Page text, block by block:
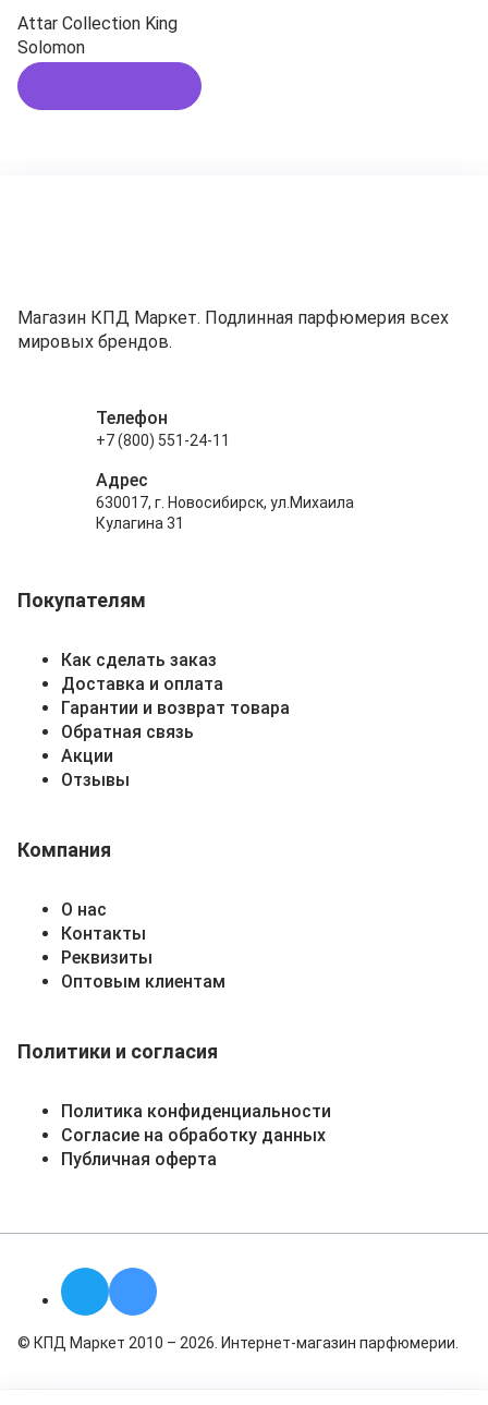
Attar Collection King
Solomon
Магазин КПД Маркет. Подлинная парфюмерия всех
мировых брендов.
Покупателям
Как сделать заказ
Доставка и оплата
Гарантии и возврат товара
Обратная связь
Акции
Отзывы
Компания
О нас
Контакты
Реквизиты
Оптовым клиентам
Политики и согласия
Политика конфиденциальности
Согласие на обработку данных
Публичная оферта
Телефон
+7 (800) 551-24-11
Адрес
630017, г. Новосибирск, ул.Михаила
Кулагина 31
© КПД Маркет 2010 – 2026. Интернет-магазин парфюмерии.